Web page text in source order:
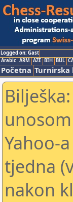
Logged on: Gast
Arabic ARM AZE BIH BUL
Početna Turnirska
Yahoo-
tjedna
nakon